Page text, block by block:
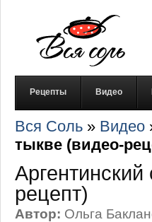
Рецепты Видео
Вся Соль » Видео
тыкве (видео-
рецепт)
Автор: Ольга